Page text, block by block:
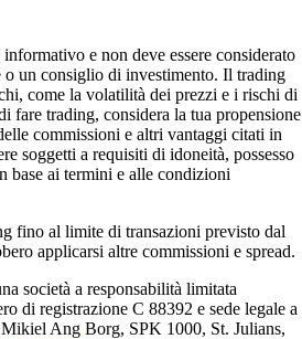
e non deve essere considerato
o un consiglio di investimento. Il trading
come la volatilità dei prezzi e i rischi di
fare trading, considera la tua propensione
commissioni e altri vantaggi citati in
soggetti a requisiti di idoneità, possesso
base ai termini e alle condizioni
fino al limite di transazioni previsto dal
applicarsi altre commissioni e spread.
società a responsabilità limitata
di registrazione C 88392 e sede legale a
Ang Borg, SPK 1000, St. Julians,